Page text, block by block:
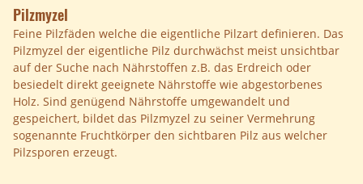
Pilzmyzel
Feine Pilzfäden welche die eigentliche Pilzart definieren. Das
Pilzmyzel der eigentliche Pilz durchwächst meist unsichtbar
auf der Suche nach Nährstoffen z.B. das Erdreich oder
besiedelt direkt geeignete Nährstoffe wie abgestorbenes
Holz. Sind genügend Nährstoffe umgewandelt und
gespeichert, bildet das Pilzmyzel zu seiner Vermehrung
sogenannte Fruchtkörper den sichtbaren Pilz aus welcher
Pilzsporen erzeugt.